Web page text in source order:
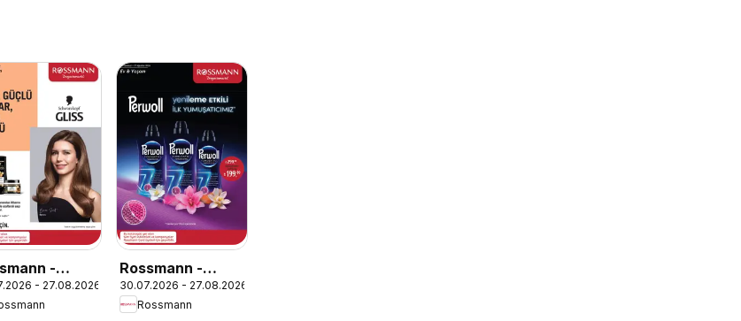
-
Kişisel
Kataloğu
- 27.08.2026
Rossmann -
Ağustos Ev &
Yaşam Kataloğu
30.07.2026 - 27.08.2026
Rossmann